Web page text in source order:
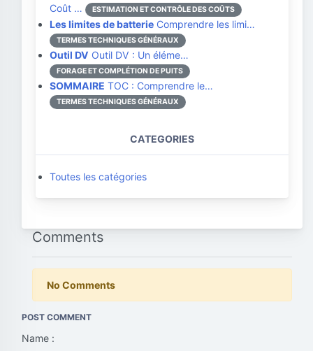
Coût …
ESTIMATION ET CONTRÔLE DES COÛTS
Les limites de batterie Comprendre les limi…
TERMES TECHNIQUES GÉNÉRAUX
Outil DV Outil DV : Un éléme…
FORAGE ET COMPLÉTION DE PUITS
SOMMAIRE TOC : Comprendre le…
TERMES TECHNIQUES GÉNÉRAUX
CATEGORIES
Toutes les catégories
Comments
No Comments
POST COMMENT
Name :